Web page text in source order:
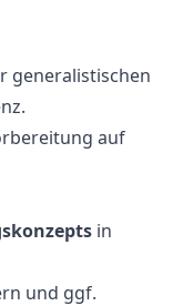
generalistischen
auf
in
und ggf.